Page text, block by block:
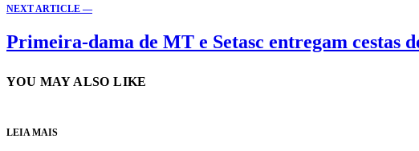
NEXT ARTICLE —
Primeira-dama de MT e Setasc entregam cestas
YOU MAY ALSO LIKE
LEIA MAIS